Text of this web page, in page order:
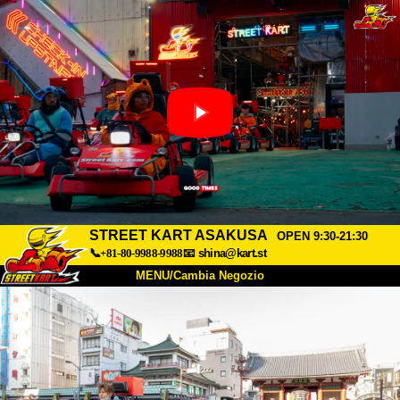
STREET KART ASAKUSA
OPEN 9:30-21:30
📞+81-80-9988-9988📧 shina@kart.st
MENU/Cambia Negozio
Chi Siamo Specifiche Prezzo
Accesso Recensioni FAQ